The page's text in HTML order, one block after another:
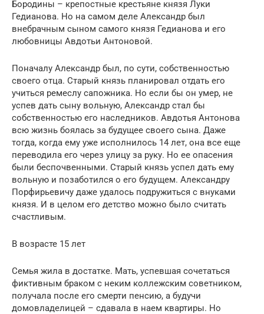
Бородины – крепостные крестьяне князя Луки
Гедианова. Но на самом деле Александр был
внебрачным сыном самого князя Гедианова и его
любовницы Авдотьи Антоновой.
Поначалу Александр был, по сути, собственностью
своего отца. Старый князь планировал отдать его
учиться ремеслу сапожника. Но если бы он умер, не
успев дать сыну вольную, Александр стал бы
собственностью его наследников. Авдотья Антонова
всю жизнь боялась за будущее своего сына. Даже
тогда, когда ему уже исполнилось 14 лет, она все еще
переводила его через улицу за руку. Но ее опасения
были беспочвенными. Старый князь успел дать ему
вольную и позаботился о его будущем. Александру
Порфирьевичу даже удалось подружиться с внуками
князя. И в целом его детство можно было считать
счастливым.
В возрасте 15 лет
Семья жила в достатке. Мать, успевшая сочетаться
фиктивным браком с неким коллежским советником,
получала после его смерти пенсию, а будучи
домовладелицей – сдавала в наем квартиры. Но